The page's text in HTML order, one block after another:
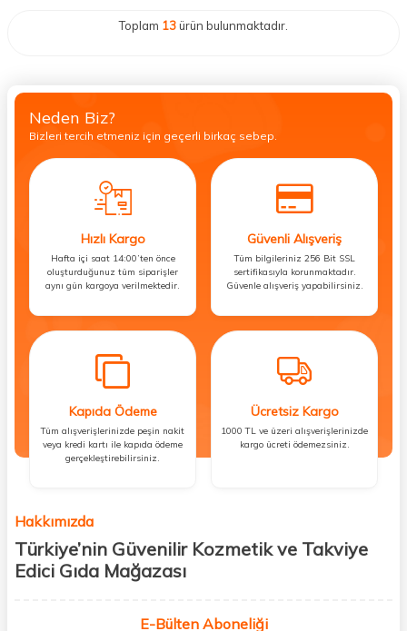
Toplam 13ürün bulunmaktadır.
Neden Biz?
Bizleri tercih etmeniz için geçerli birkaç sebep.
Hızlı Kargo
Hafta içi saat 14:00’ten önce
oluşturduğunuz tüm siparişler
aynı gün kargoya verilmektedir.
Güvenli Alışveriş
Tüm bilgileriniz 256 Bit SSL
sertifikasıyla korunmaktadır.
Güvenle alışveriş yapabilirsiniz.
Kapıda Ödeme
Tüm alışverişlerinizde peşin nakit
veya kredi kartı ile kapıda ödeme
gerçekleştirebilirsiniz.
Ücretsiz Kargo
1000 TL ve üzeri alışverişlerinizde
kargo ücreti ödemezsiniz.
Hakkımızda
Türkiye’nin Güvenilir Kozmetik ve Takviye
Edici Gıda Mağazası
kişisel bakım hem de takviye edici gıda ürünlerini sizlerle
E-Bülten Aboneliği